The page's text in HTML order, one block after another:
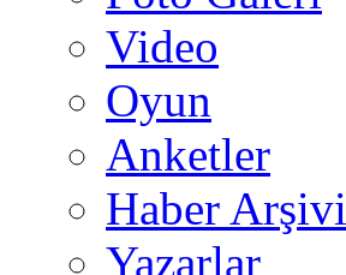
Video
Oyun
Anketler
Haber Arşivi
Yazarlar